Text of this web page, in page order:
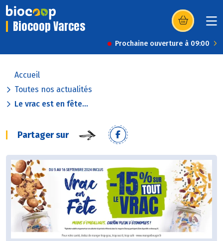
Biocoop Varces (s’ouvre dans
Prochaine ouverture à 09:00
Accueil
Toutes nos actualités
Le vrac est en fête...
Partager sur